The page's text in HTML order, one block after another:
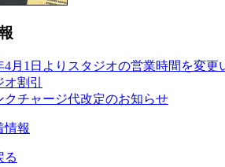
4月1日よりスタジオの営業時間を変更
割引
クチャージ代改定のお知らせ
情報
る